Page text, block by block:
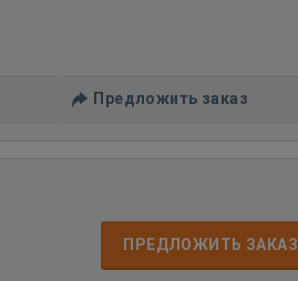
Предложить заказ
ПРЕДЛОЖИТЬ ЗАКАЗ